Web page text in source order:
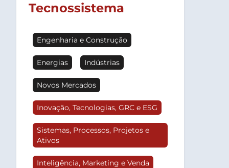
Tecnossistema
Engenharia e Construção
Energias Indústrias
Novos Mercados
Inovação, Tecnologias, GRC e ESG
Sistemas, Processos, Projetos e
Ativos
Inteligência, Marketing e Venda